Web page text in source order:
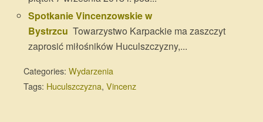
Spotkanie Vincenzowskie w
Bystrzcu Towarzystwo Karpackie ma zaszczyt
zaprosić miłośników Huculszczyzny,...
Categories: Wydarzenia
Tags: Huculszczyzna, Vincenz